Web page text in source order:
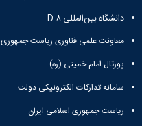
دانشگاه بین‌المللی D-۸
معاونت علمی فناوری ریاست جمهوری
پورتال امام خمینی (ره)
سامانه تدارکات الکترونیکی دولت
ریاست جمهوری اسلامی ایران